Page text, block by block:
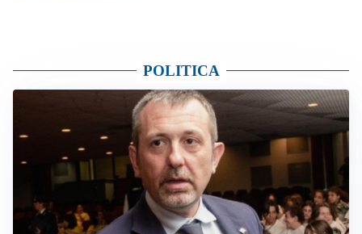
POLITICA